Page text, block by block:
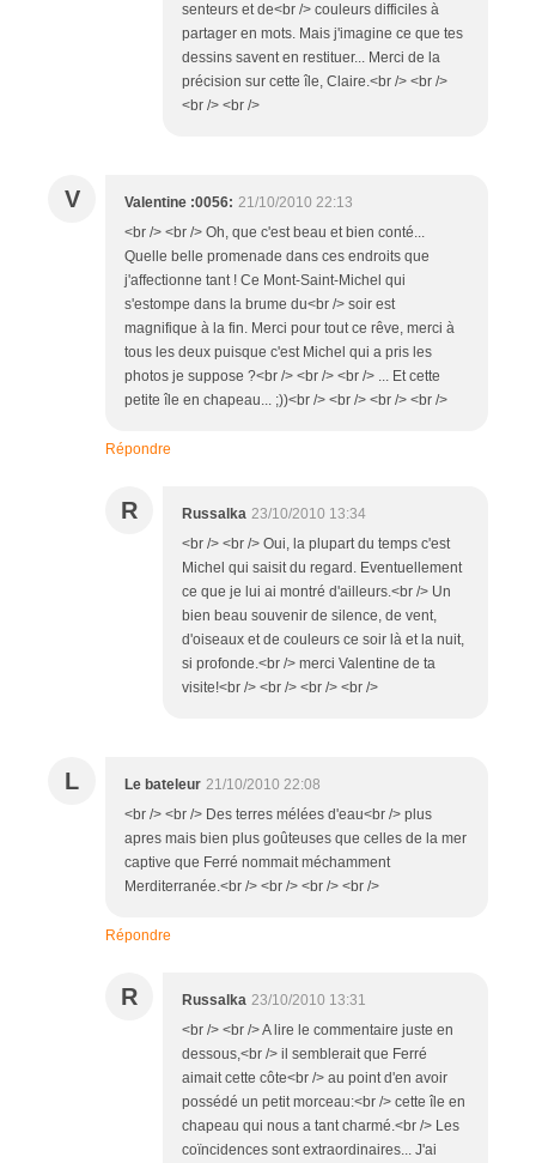
senteurs et de<br /> couleurs difficiles à
partager en mots. Mais j'imagine ce que tes
dessins savent en restituer... Merci de la
précision sur cette île, Claire.<br /> <br />
<br /> <br />
V Valentine :0056: 21/10/2010 22:13
<br /> <br /> Oh, que c'est beau et bien conté...
Quelle belle promenade dans ces endroits que
j'affectionne tant ! Ce Mont-Saint-Michel qui
s'estompe dans la brume du<br /> soir est
magnifique à la fin. Merci pour tout ce rêve, merci à
tous les deux puisque c'est Michel qui a pris les
photos je suppose ?<br /> <br /> <br /> ... Et cette
petite île en chapeau... ;))<br /> <br /> <br /> <br />
Répondre
R Russalka 23/10/2010 13:34
<br /> <br /> Oui, la plupart du temps c'est
Michel qui saisit du regard. Eventuellement
ce que je lui ai montré d'ailleurs.<br /> Un
bien beau souvenir de silence, de vent,
d'oiseaux et de couleurs ce soir là et la nuit,
si profonde.<br /> merci Valentine de ta
visite!<br /> <br /> <br /> <br />
L Le bateleur 21/10/2010 22:08
<br /> <br /> Des terres mélées d'eau<br /> plus
apres mais bien plus goûteuses que celles de la mer
captive que Ferré nommait méchamment
Merditerranée.<br /> <br /> <br /> <br />
Répondre
R Russalka 23/10/2010 13:31
<br /> <br /> A lire le commentaire juste en
dessous,<br /> il semblerait que Ferré
aimait cette côte<br /> au point d'en avoir
possédé un petit morceau:<br /> cette île en
chapeau qui nous a tant charmé.<br /> Les
coïncidences sont extraordinaires... J'ai